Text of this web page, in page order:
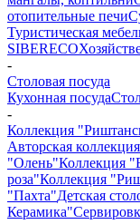
отопительные печи
Туристическая
SIBERECO
-
Столовая посуда
Кухонная посуда
-
Коллекция
Авторская коллекция
"Олень"Коллекция
роза"Коллекция
"Пахта"Детская
Керамика"